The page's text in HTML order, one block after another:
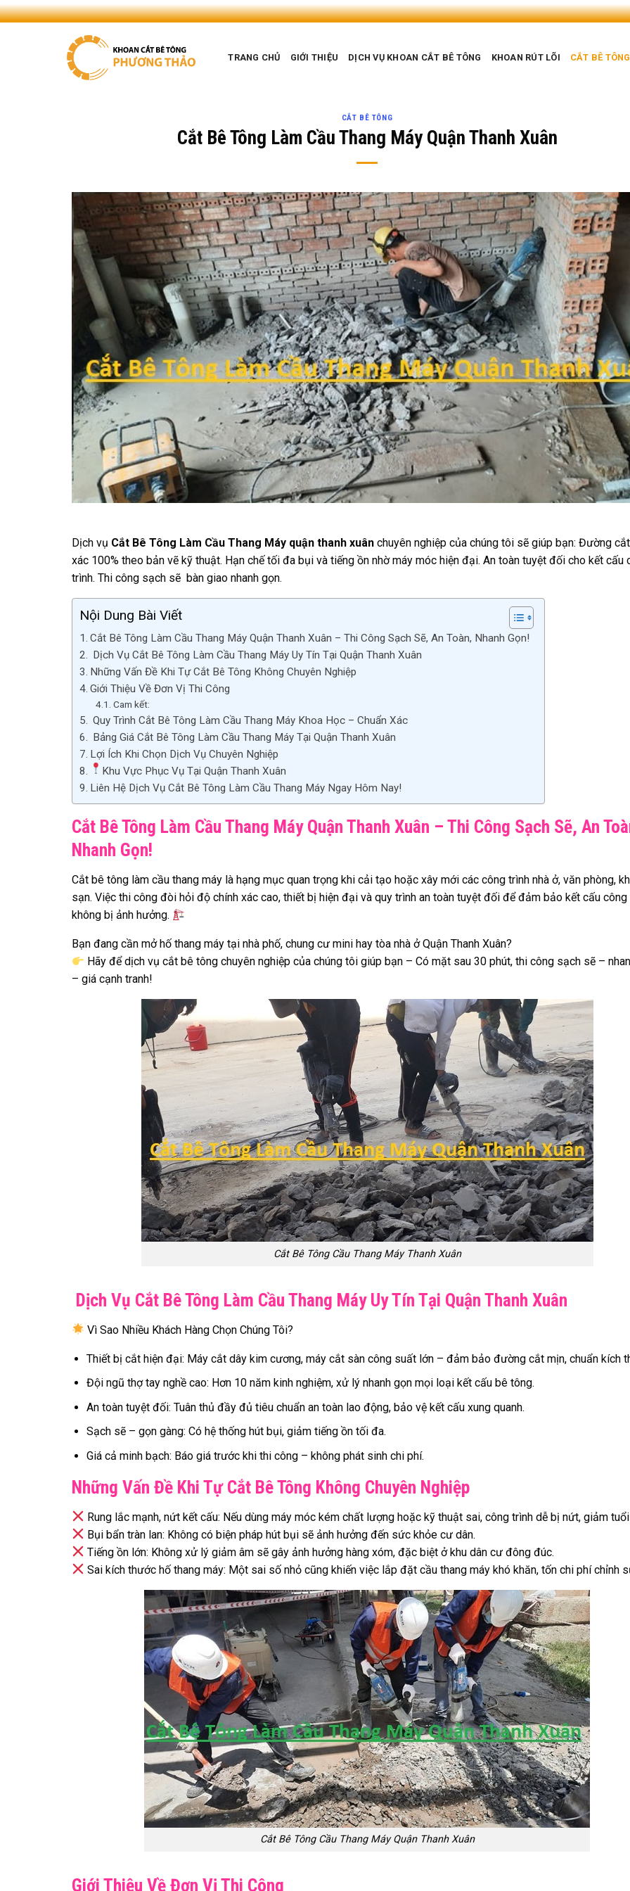
Skip
to
TRANG CHỦ GIỚI THIỆU DỊCH VỤ KHOAN CẮT BÊ TÔNG KHOAN RÚT LÕI CẮT BÊ TÔNG
CẮT BÊ TÔNG
Cắt Bê Tông Làm Cầu Thang Máy Quận Thanh Xuân
Dịch vụ Cắt Bê Tông Làm Cầu Thang Máy quận thanh xuân chuyên nghiệp của chúng tôi sẽ giúp bạn: Đường
xác 100% theo bản vẽ kỹ thuật. Hạn chế tối đa bụi và tiếng ồn nhờ máy móc hiện đại. An toàn tuyệt đối cho kết cấu
trình. Thi công sạch sẽ bàn giao nhanh gọn.
Nội Dung Bài Viết
Cắt Bê Tông Làm Cầu Thang Máy Quận Thanh Xuân – Thi Công Sạch Sẽ, An Toàn, Nhanh Gọn!
Dịch Vụ Cắt Bê Tông Làm Cầu Thang Máy Uy Tín Tại Quận Thanh Xuân
Những Vấn Đề Khi Tự Cắt Bê Tông Không Chuyên Nghiệp
Giới Thiệu Về Đơn Vị Thi Công
Cam kết:
Quy Trình Cắt Bê Tông Làm Cầu Thang Máy Khoa Học – Chuẩn Xác
Bảng Giá Cắt Bê Tông Làm Cầu Thang Máy Tại Quận Thanh Xuân
Lợi Ích Khi Chọn Dịch Vụ Chuyên Nghiệp
Khu Vực Phục Vụ Tại Quận Thanh Xuân
Liên Hệ Dịch Vụ Cắt Bê Tông Làm Cầu Thang Máy Ngay Hôm Nay!
Cắt Bê Tông Làm Cầu Thang Máy Quận Thanh Xuân – Thi Công Sạch Sẽ, An
Nhanh Gọn!
Cắt bê tông làm cầu thang máy là hạng mục quan trọng khi cải tạo hoặc xây mới các công trình nhà ở, văn phòng,
sạn. Việc thi công đòi hỏi độ chính xác cao, thiết bị hiện đại và quy trình an toàn tuyệt đối để đảm bảo kết cấu công
không bị ảnh hưởng.
Bạn đang cần mở hố thang máy tại nhà phố, chung cư mini hay tòa nhà ở Quận Thanh Xuân?
Hãy để dịch vụ cắt bê tông chuyên nghiệp của chúng tôi giúp bạn – Có mặt sau 30 phút, thi công sạch sẽ –
– giá cạnh tranh!
Cắt Bê Tông Cầu Thang Máy Thanh Xuân
Dịch Vụ Cắt Bê Tông Làm Cầu Thang Máy Uy Tín Tại Quận Thanh Xuân
Vì Sao Nhiều Khách Hàng Chọn Chúng Tôi?
Thiết bị cắt hiện đại: Máy cắt dây kim cương, máy cắt sàn công suất lớn – đảm bảo đường cắt mịn, chuẩn kích
Đội ngũ thợ tay nghề cao: Hơn 10 năm kinh nghiệm, xử lý nhanh gọn mọi loại kết cấu bê tông.
An toàn tuyệt đối: Tuân thủ đầy đủ tiêu chuẩn an toàn lao động, bảo vệ kết cấu xung quanh.
Sạch sẽ – gọn gàng: Có hệ thống hút bụi, giảm tiếng ồn tối đa.
Giá cả minh bạch: Báo giá trước khi thi công – không phát sinh chi phí.
Những Vấn Đề Khi Tự Cắt Bê Tông Không Chuyên Nghiệp
Rung lắc mạnh, nứt kết cấu: Nếu dùng máy móc kém chất lượng hoặc kỹ thuật sai, công trình dễ bị nứt, giảm
Bụi bẩn tràn lan: Không có biện pháp hút bụi sẽ ảnh hưởng đến sức khỏe cư dân.
Tiếng ồn lớn: Không xử lý giảm âm sẽ gây ảnh hưởng hàng xóm, đặc biệt ở khu dân cư đông đúc.
Sai kích thước hố thang máy: Một sai số nhỏ cũng khiến việc lắp đặt cầu thang máy khó khăn, tốn chi phí chỉnh
Cắt Bê Tông Cầu Thang Máy Quận Thanh Xuân
Giới Thiệu Về Đơn Vị Thi Công